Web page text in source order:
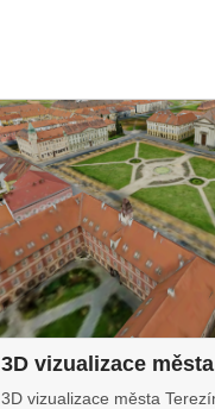
3D vizualizace
3D vizualizace města